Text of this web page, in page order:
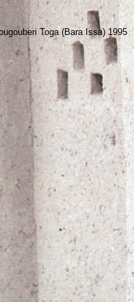
Toga (Bara Issa) 1995